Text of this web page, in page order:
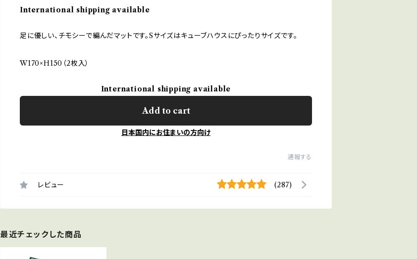
International shipping available
足に優しい、チモシーで編んだマットです。Sサイズはキューブハウスにぴったりサイズです。
W170×H150（2枚入）
International shipping available
Add to cart
日本国内にお住まいの方向け
通報する
レビュー (287)
最近チェックした商品